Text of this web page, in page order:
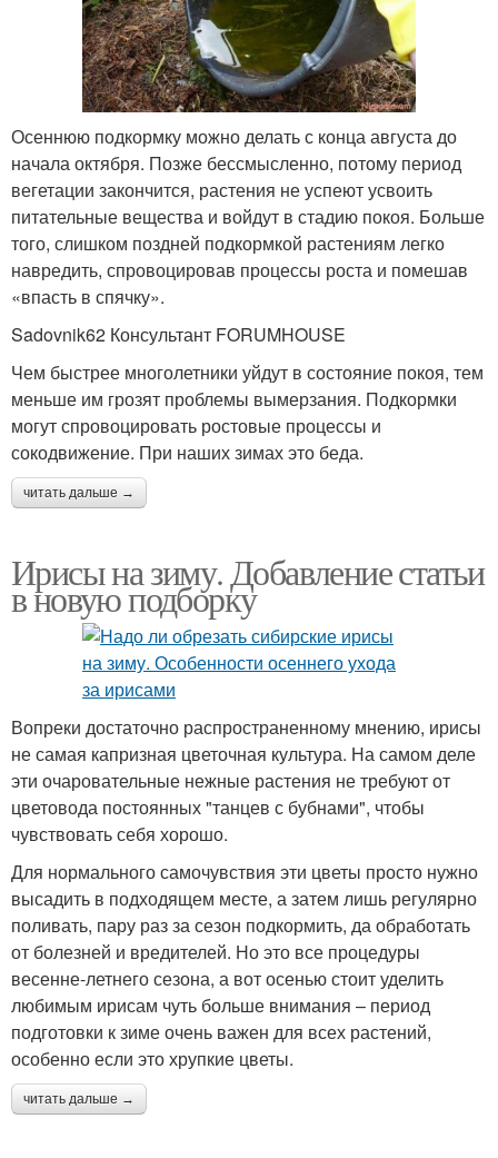
Осеннюю подкормку можно делать с конца августа до
начала октября. Позже бессмысленно, потому период
вегетации закончится, растения не успеют усвоить
питательные вещества и войдут в стадию покоя. Больше
того, слишком поздней подкормкой растениям легко
навредить, спровоцировав процессы роста и помешав
«впасть в спячку».
Sadovnik62 Консультант FORUMHOUSE
Чем быстрее многолетники уйдут в состояние покоя, тем
меньше им грозят проблемы вымерзания. Подкормки
могут спровоцировать ростовые процессы и
сокодвижение. При наших зимах это беда.
читать дальше →
Ирисы на зиму. Добавление статьи
в новую подборку
Вопреки достаточно распространенному мнению, ирисы
не самая капризная цветочная культура. На самом деле
эти очаровательные нежные растения не требуют от
цветовода постоянных "танцев с бубнами", чтобы
чувствовать себя хорошо.
Для нормального самочувствия эти цветы просто нужно
высадить в подходящем месте, а затем лишь регулярно
поливать, пару раз за сезон подкормить, да обработать
от болезней и вредителей. Но это все процедуры
весенне-летнего сезона, а вот осенью стоит уделить
любимым ирисам чуть больше внимания – период
подготовки к зиме очень важен для всех растений,
особенно если это хрупкие цветы.
читать дальше →